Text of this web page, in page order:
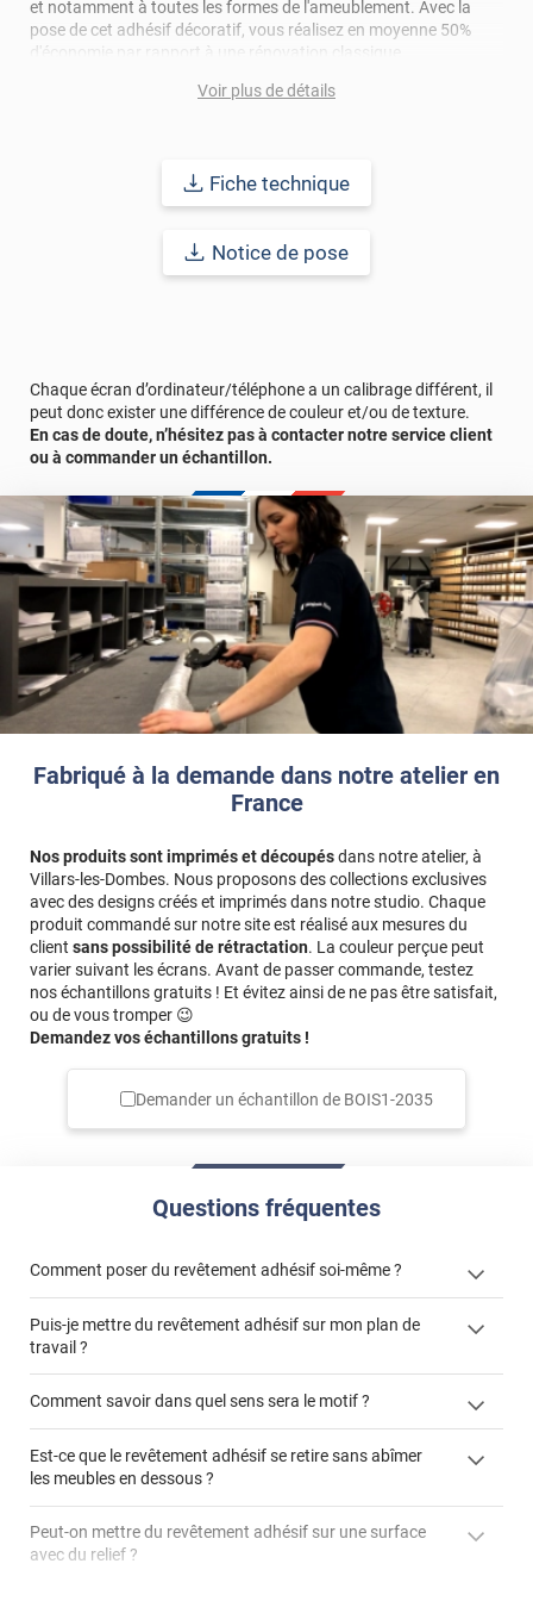
Fabriqué à la demande dans notre atelier en
France
Nos produits sont imprimés et découpésdans notre atelier, à
Villars-les-Dombes. Nous proposons des collections exclusives
avec des designs créés et imprimés dans notre studio. Chaque
produit commandé sur notre site est réalisé aux mesures du
client sans possibilité de rétractation. La couleur perçue peut
varier suivant les écrans. Avant de passer commande, testez
nos échantillons gratuits ! Et évitez ainsi de ne pas être satisfait,
ou de vous tromper 😉
Demandez vos échantillons gratuits !
Demander un échantillon de BOIS1-2035
Questions fréquentes
Comment poser du revêtement adhésif soi-même ?
« Comment poser un revêtement adhésif ? »
Puis-je mettre du revêtement adhésif sur mon plan de
travail ?
"Peut-on installer du
Comment savoir dans quel sens sera le motif ?
Est-ce que le revêtement adhésif se retire sans abîmer
les meubles en dessous ?
Peut-on mettre du revêtement adhésif sur une surface
avec du relief ?
et notamment à toutes les formes de l'ameublement. Avec la
pose de cet adhésif décoratif, vous réalisez en moyenne 50%
d'économie par rapport à une rénovation classique.
Pour donner une seconde jeunesse à vos murs ou meubles,
Grâce à son épaisseur, cet adhésif masque également les petites
imperfections. Classé A+ au test C.O.V et C-s2,d0 au feu, ce
: 10 ans en pose intérieur (anti craquèlement,
d'échantillons gratuite.
Voir plus de détails
Fiche technique
Notice de pose
Chaque écran d’ordinateur/téléphone a un calibrage différent, il
peut donc exister une différence de couleur et/ou de texture.
En cas de doute, n’hésitez pas à contacter notre service client
ou à commander un échantillon.